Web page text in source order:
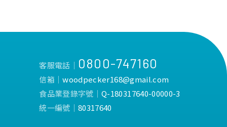
客服電話│ 0800-747160
信箱│woodpecker168@gmail.com
食品業登錄字號│Q-180317640-00000-3
統一編號│80317640